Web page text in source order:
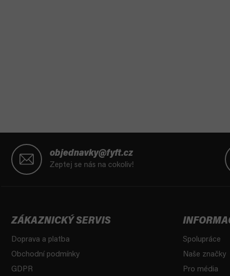
objednavky@fyft.cz
Zeptej se nás na cokoliv!
ZÁKAZNICKÝ SERVIS
Doprava a platba
Obchodní podmínky
GDPR
Spolupráce
Naše značky
Pro média